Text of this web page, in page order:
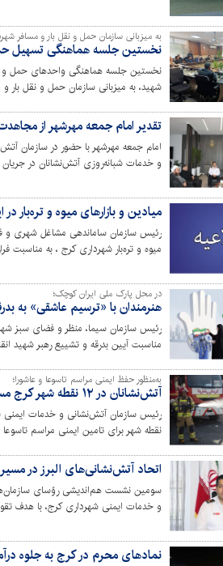
به میزبانی سازمان حمل و نقل بار و مسافر
نخستین جلسه هماهنگی تسهیل
نخستین جلسه هماهنگی واحدهای حمل و
شهید، به میزبانی سازمان حمل و نقل بار
تقدیر امام جمعه مهرشهر از
امام جمعه مهرشهر با حضور در سازمان
و خدمات شبانه‌روزی آتش‌نشانان در
میادین و بازارهای میوه و تره‌بار
رئیس سازمان ساماندهی مشاغل شهری و
میوه و تره‌بار شهرداری کرج ، به مناسبت
حسینی خبر داد.
در محل پارک ملی ایران کوچک؛
هنرمندان با «ترسیم عاشقی» به
رئیس سازمان سیما، منظر و فضای سبز
مناسبت آیین بدرقه و تشییع رهبر شهید
به‌منظور حفظ ایمنی مراسم تاسوعا و عاشورا؛
آتش‌نشانان در ۱۲ نقطه شهر کرج مستقر می‌شوند
نقطه شهر برای تامین ایمنی مراسم
اتحاد آتش‌نشانی‌های البرز در
سومین نشست هم‌اندیشی رؤسای
و خدمات ایمنی شهرداری کرج، با هدف
نمادهای محرم در کرج به جلوه